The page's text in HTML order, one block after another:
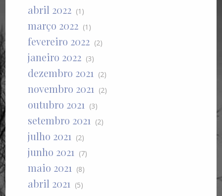
abril 2022 (1)
março 2022 (1)
fevereiro 2022 (2)
janeiro 2022 (3)
dezembro 2021 (2)
novembro 2021 (2)
outubro 2021 (3)
setembro 2021 (2)
julho 2021 (2)
junho 2021 (7)
maio 2021 (8)
abril 2021 (5)